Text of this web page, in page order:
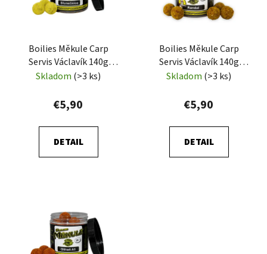
Boilies Měkule Carp
Servis Václavík 140g
Slnečnica
Skladom (>3 ks)
€5,90
DETAIL
Boilies Měkule Carp
Servis Václavík 140g
Randal
Skladom (>3 ks)
€5,90
DETAIL